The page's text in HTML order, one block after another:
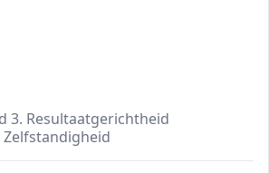
3. Resultaatgerichtheid
Zelfstandigheid